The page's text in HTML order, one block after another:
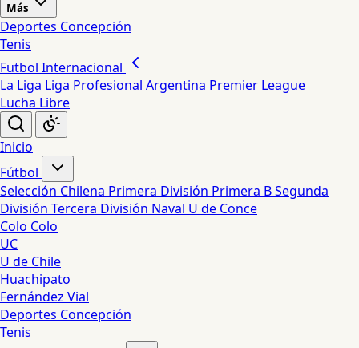
Más
Deportes Concepción
Tenis
Futbol Internacional
La Liga Liga Profesional Argentina Premier League
Lucha Libre
Inicio
Fútbol
Selección Chilena Primera División Primera BSegunda
División Tercera División Naval U de Conce
Colo Colo
UC
U de Chile
Huachipato
Fernández Vial
Deportes Concepción
Tenis